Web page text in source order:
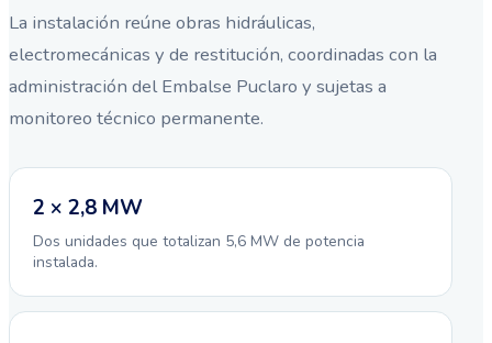
La instalación reúne obras hidráulicas,
electromecánicas y de restitución, coordinadas con la
administración del Embalse Puclaro y sujetas a
monitoreo técnico permanente.
2 × 2,8 MW
Dos unidades que totalizan 5,6 MW de potencia
instalada.